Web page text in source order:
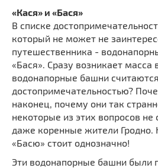
Памятники природы
Памятники известным
Церкви
Монастыри
Костелы
Мечети
Синагоги
Часовни
Кирхи
Выберите район
Выберите населенный пункт
Выберите направление
«Кася» и «Бася»
В списке
который не может не
путешественника -
«Бася». Сразу возникает масса
водонапорные башни считаются
достопримечательностью?
наконец, почему они так
некоторые из этих вопросов не
даже коренные жители Гродно.
«Басю» стоит однозначно!
Эти водонапорные башни были